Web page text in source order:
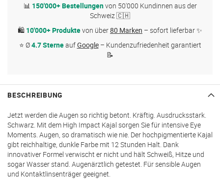
📊 150'000+ Bestellungenvon 50'000 Kundinnen aus der
Schweiz 🇨🇭
🛍 10'000+ Produktevon über80 Marken – sofort lieferbar ✨
⭐ Ø4.7 SterneaufGoogle– Kundenzufriedenheit garantiert
📝
BESCHREIBUNG
Jetzt werden die Augen so richtig betont. Kräftig. Ausdrucksstark.
Schwarz. Mit dem High Impact Kajal sorgen Sie für intensive Eye
Moments. Augen, so dramatisch wie nie. Der hochpigmentierte Kajal
gibt reichhaltige, dunkle Farbe mit 12 Stunden Halt. Dank
innovativer Formel verwischt er nicht und hält Schweiß, Hitze und
sogar Wasser stand. Augenärztlich getestet. Für sensible Augen
und Kontaktlinsenträger geeignet.